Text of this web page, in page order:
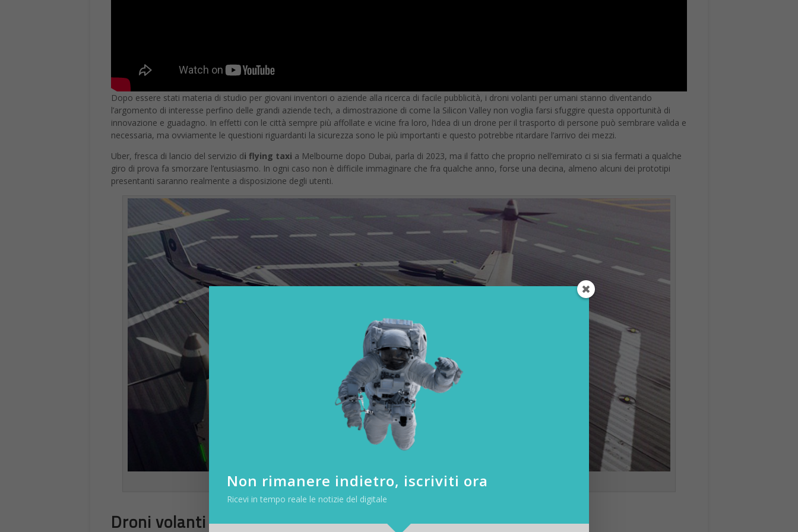
Dopo essere stati materia di studio per giovani inventori o aziende alla ricerca di facile pubblicità, i droni volanti per umani stanno diventando
l’argomento di interesse perfino delle grandi aziende tech, a dimostrazione di come la Silicon Valley non voglia farsi sfuggire questa opportunità di
innovazione e guadagno. In effetti con le città sempre più affollate e vicine fra loro, l’idea di un drone per il trasporto di persone può sembrare valida e
necessaria, ma ovviamente le questioni riguardanti la sicurezza sono le più importanti e questo potrebbe ritardare l’arrivo dei mezzi.
Uber, fresca di lancio del servizio di flying taxi a Melbourne dopo Dubai, parla di 2023, ma il fatto che proprio nell’emirato ci si sia fermati a qualche
giro di prova fa smorzare l’entusiasmo. In ogni caso non è difficile immaginare che fra qualche anno, forse una decina, almeno alcuni dei prototipi
presentanti saranno realmente a disposizione degli utenti.
I migliori droni per il trasporto persone: Uber Elevete
Droni volanti
Non rimanere indietro, iscriviti ora
Ricevi in tempo reale le notizie del digitale